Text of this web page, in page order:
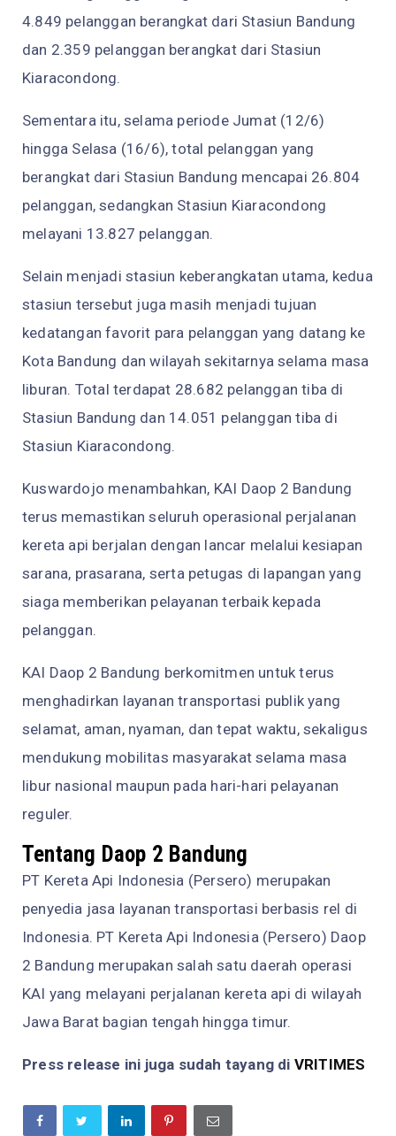
4.849 pelanggan berangkat dari Stasiun Bandung
dan 2.359 pelanggan berangkat dari Stasiun
Kiaracondong.
Sementara itu, selama periode Jumat (12/6)
hingga Selasa (16/6), total pelanggan yang
berangkat dari Stasiun Bandung mencapai 26.804
pelanggan, sedangkan Stasiun Kiaracondong
melayani 13.827 pelanggan.
Selain menjadi stasiun keberangkatan utama, kedua
stasiun tersebut juga masih menjadi tujuan
kedatangan favorit para pelanggan yang datang ke
Kota Bandung dan wilayah sekitarnya selama masa
liburan. Total terdapat 28.682 pelanggan tiba di
Stasiun Bandung dan 14.051 pelanggan tiba di
Stasiun Kiaracondong.
Kuswardojo menambahkan, KAI Daop 2 Bandung
terus memastikan seluruh operasional perjalanan
kereta api berjalan dengan lancar melalui kesiapan
sarana, prasarana, serta petugas di lapangan yang
siaga memberikan pelayanan terbaik kepada
pelanggan.
KAI Daop 2 Bandung berkomitmen untuk terus
menghadirkan layanan transportasi publik yang
selamat, aman, nyaman, dan tepat waktu, sekaligus
mendukung mobilitas masyarakat selama masa
libur nasional maupun pada hari-hari pelayanan
reguler.
Tentang Daop 2 Bandung
PT Kereta Api Indonesia (Persero) merupakan
penyedia jasa layanan transportasi berbasis rel di
Indonesia. PT Kereta Api Indonesia (Persero) Daop
2 Bandung merupakan salah satu daerah operasi
KAI yang melayani perjalanan kereta api di wilayah
Jawa Barat bagian tengah hingga timur.
Press release ini juga sudah tayang di VRITIMES